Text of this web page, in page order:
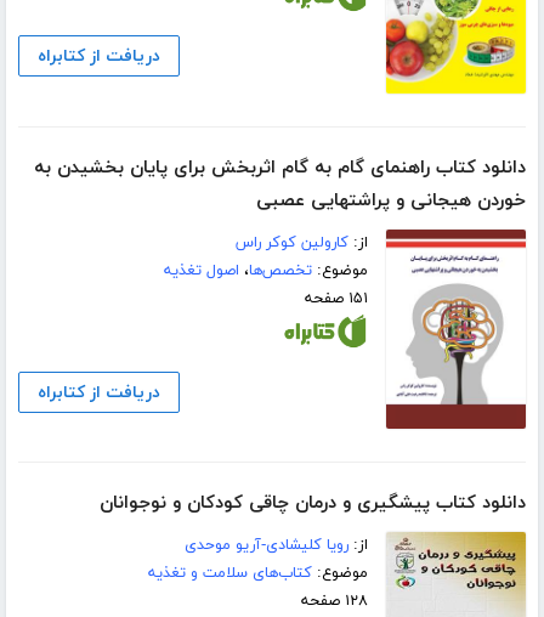
دریافت از کتابراه
دانلود کتاب راهنمای گام به گام اثربخش برای پایان بخشیدن به
خوردن هیجانی و پراشتهایی عصبی
از:کارولین کوکر راس
موضوع:تخصص‌ها، اصول تغذیه
۱۵۱ صفحه
دریافت از کتابراه
دانلود کتاب پیشگیری و درمان چاقی کودکان و نوجوانان
از:رویا کلیشادی-آریو موحدی
موضوع:کتاب‌های سلامت و تغذیه
۱۲۸ صفحه